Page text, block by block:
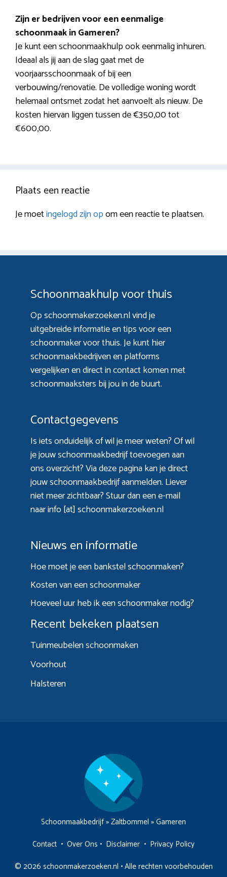
Zijn er bedrijven voor een eenmalige
schoonmaak in Gameren?
Je kunt een schoonmaakhulp ook eenmalig inhuren.
Ideaal als jij aan de slag gaat met de
voorjaarsschoonmaak of bij een
verbouwing/renovatie. De volledige woning wordt
helemaal ontsmet zodat het aanvoelt als nieuw. De
kosten hiervan liggen tussen de €350,00 tot
€600,00.
Plaats een reactie
Je moetingelogd zijn opom een reactie te plaatsen.
Schoonmaakhulp voor thuis
Op schoonmakerzoeken.nl vind je
uitgebreide informatie en tips voor een
schoonmaker voor thuis. Je kunt hier
schoonmaakbedrijven en platforms
vergelijken en direct in contact komen met
schoonmaaksters bij jou in de buurt.
Contactgegevens
Is iets onduidelijk of wil je meer weten? Of wil
je jouw schoonmaakbedrijf toevoegen aan
ons overzicht? Viadeze paginakan je direct
jouw schoonmaakbedrijf aanmelden. Liever
niet meer zichtbaar? Stuur dan een e-mail
naar info [at] schoonmakerzoeken.nl
Nieuws en informatie
Hoe moet je een bankstel schoonmaken?
Kosten van een schoonmaker
Hoeveel uur heb ik een schoonmaker nodig?
Recent bekeken plaatsen
Tuinmeubelen schoonmaken
Voorhout
Halsteren
Schoonmaakbedrijf»Zaltbommel »Gameren
Contact • Over Ons • Disclaimer • Privacy Policy
© 2026 schoonmakerzoeken.nl • Alle rechten voorbehouden